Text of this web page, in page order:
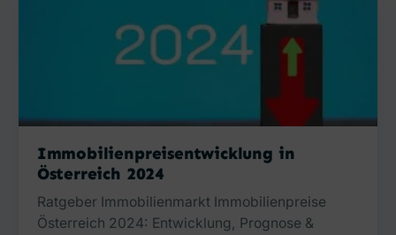
Immobilienpreisentwicklung in
Österreich 2024
Ratgeber Immobilienmarkt Immobilienpreise
Österreich 2024: Entwicklung, Prognose &